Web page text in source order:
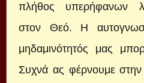
πλήθος υπερήφανων
στον Θεό. Η
μηδαμινότητός μας
Συχνά ας φέρνουμε